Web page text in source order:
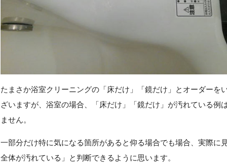
たまさか浴室クリーニングの「床だけ」「鏡だけ」とオーダーを
ざいますが、浴室の場合、「床だけ」「鏡だけ」が汚れている例
ません。
一部分だけ特に気になる箇所があると仰る場合でも場合、実際に
全体が汚れている」と判断できるように思います。